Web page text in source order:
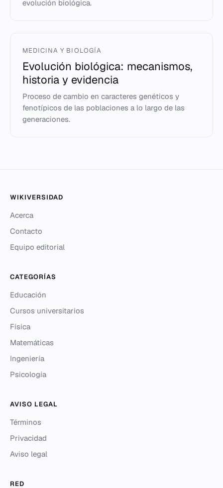
evolución biológica.
MEDICINA Y BIOLOGÍA
Evolución biológica: mecanismos,
historia y evidencia
Proceso de cambio en caracteres genéticos y
fenotípicos de las poblaciones a lo largo de las
generaciones.
WIKIVERSIDAD
Acerca
Contacto
Equipo editorial
CATEGORÍAS
Educación
Cursos universitarios
Física
Matemáticas
Ingeniería
Psicología
AVISO LEGAL
Términos
Privacidad
Aviso legal
RED